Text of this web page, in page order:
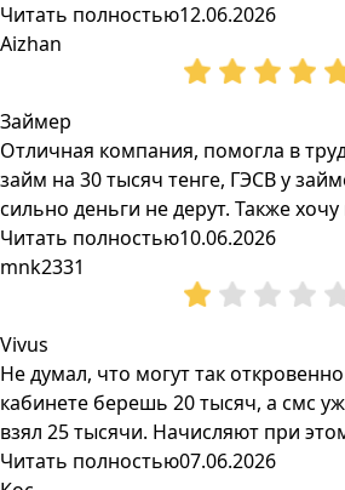
Читать полностью12.06.2026
Aizhan
Займер
Отличная компания, помогла в
займ на 30 тысяч тенге, ГЭСВ у
сильно деньги не дерут. Также
Читать полностью10.06.2026
mnk2331
Vivus
Не думал, что могут так
кабинете берешь 20 тысяч, а смс
взял 25 тысячи. Начисляют при
Читать полностью07.06.2026